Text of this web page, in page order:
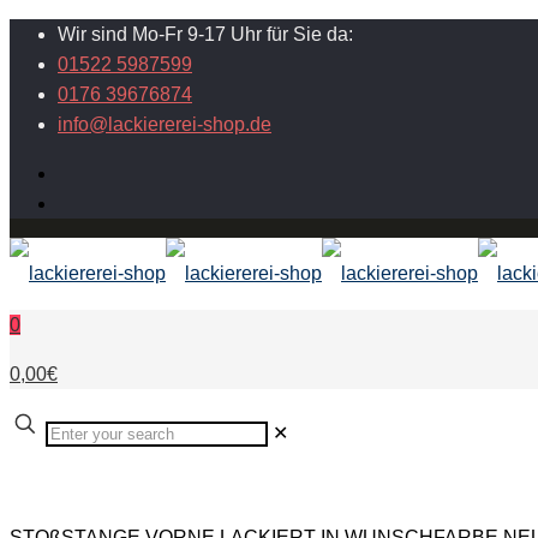
Wir sind Mo-Fr 9-17 Uhr für Sie da:
01522 5987599
0176 39676874
info@lackiererei-shop.de
0
0,00€
✕